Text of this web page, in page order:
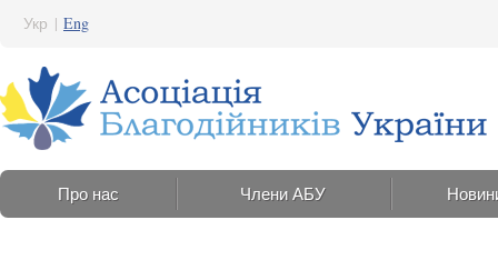
Укр | Eng
Про нас Члени АБУ